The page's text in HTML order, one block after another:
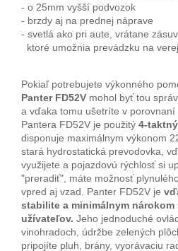
- o 25mm vyšší podvozok
- brzdy aj na prednej náprave
- svetlá ako pri aute, vrátane
ktoré umožnia prevádzku na
Pokiaľ potrebujete výkonného
Panter FD52V mohol byť tou
a vďaka tomu ušetríte v
Pantera FD52V je použitý 4-
disponuje maximálnym výkonom
stará hydrostatická prevodovka,
využijete a pojazdovú rýchlosť si
"preradiť", máte možnosť
vpred aj vzad. Panter FD52V je
stabilite a minimálnym
užívateľov. Jeho jednoduché
vinohradoch, údržbe zelených
pripojíte pluh, brány, vyorávaciu